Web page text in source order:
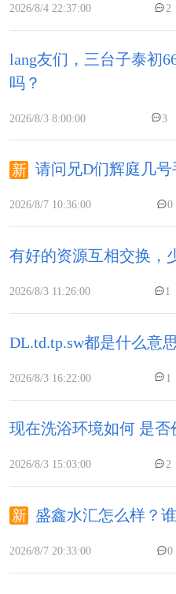
2026/8/4 22:37:00 2
lang友们，三台子泰初
吗？
2026/8/3 8:00:00 3
请问兄D们辉庭几
2026/8/7 10:36:00 0
有好的资源互相交换，
2026/8/3 11:26:00 1
DL.td.tp.sw都是什么意思
2026/8/3 16:22:00 1
现在洗浴环境如何 是否
2026/8/3 15:03:00 2
盛鑫水汇怎么样？谁
2026/8/7 20:33:00 0